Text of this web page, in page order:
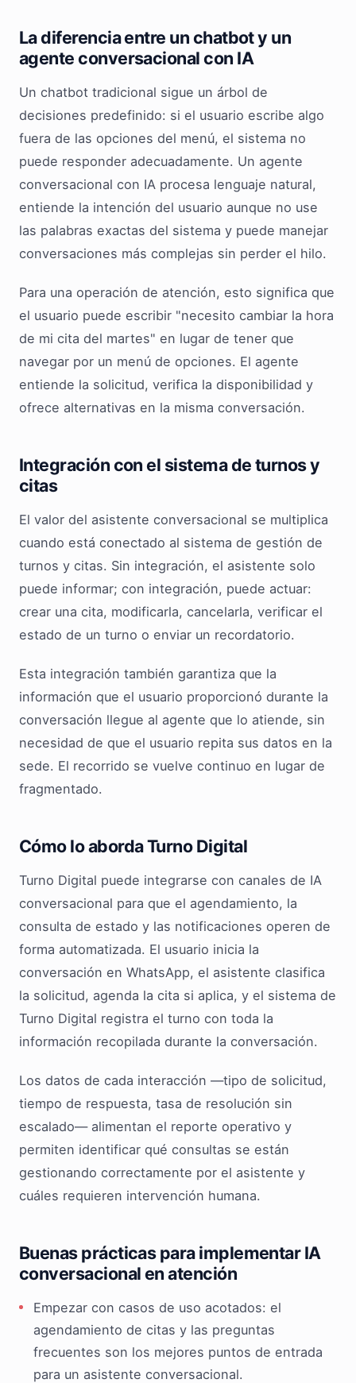
La diferencia entre un chatbot y un
agente conversacional con IA
Un chatbot tradicional sigue un árbol de
decisiones predefinido: si el usuario escribe algo
fuera de las opciones del menú, el sistema no
puede responder adecuadamente. Un agente
conversacional con IA procesa lenguaje natural,
entiende la intención del usuario aunque no use
las palabras exactas del sistema y puede manejar
conversaciones más complejas sin perder el hilo.
Para una operación de atención, esto significa que
el usuario puede escribir "necesito cambiar la hora
de mi cita del martes" en lugar de tener que
navegar por un menú de opciones. El agente
entiende la solicitud, verifica la disponibilidad y
ofrece alternativas en la misma conversación.
Integración con el sistema de turnos y
citas
El valor del asistente conversacional se multiplica
cuando está conectado al sistema de gestión de
turnos y citas. Sin integración, el asistente solo
puede informar; con integración, puede actuar:
crear una cita, modificarla, cancelarla, verificar el
estado de un turno o enviar un recordatorio.
Esta integración también garantiza que la
información que el usuario proporcionó durante la
conversación llegue al agente que lo atiende, sin
necesidad de que el usuario repita sus datos en la
sede. El recorrido se vuelve continuo en lugar de
fragmentado.
Cómo lo aborda Turno Digital
Turno Digital puede integrarse con canales de IA
conversacional para que el agendamiento, la
consulta de estado y las notificaciones operen de
forma automatizada. El usuario inicia la
conversación en WhatsApp, el asistente clasifica
la solicitud, agenda la cita si aplica, y el sistema de
Turno Digital registra el turno con toda la
información recopilada durante la conversación.
Los datos de cada interacción —tipo de solicitud,
tiempo de respuesta, tasa de resolución sin
escalado— alimentan el reporte operativo y
permiten identificar qué consultas se están
gestionando correctamente por el asistente y
cuáles requieren intervención humana.
Buenas prácticas para implementar IA
conversacional en atención
Empezar con casos de uso acotados: el
agendamiento de citas y las preguntas
frecuentes son los mejores puntos de entrada
para un asistente conversacional.